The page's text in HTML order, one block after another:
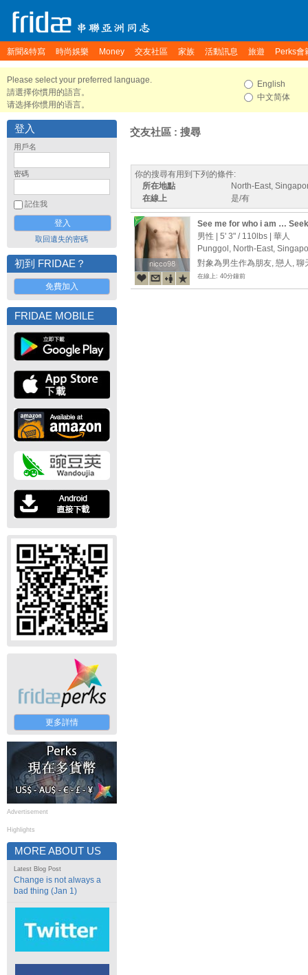
新聞&特寫 時尚娛樂 Money 交友社區 家族 活動訊息 旅遊 Perks會
Please select your preferred language.
請選擇你慣用的語言。
请选择你惯用的语言。
English
中文简体
登入
用戶名
密碼
記住我
取回遺失的密碼
初到 FRIDAE？
免費加入
FRIDAE MOBILE
更多詳情
Advertisement
Highlights
MORE ABOUT US
Latest Blog Post
Change is not always a
bad thing (Jan 1)
交友社區 : 搜尋
你的搜尋有用到下列的條件:
所在地點
North-East,
在線上
是/有
nicco98
nicco98
See me for who i am …
and other meaningful
男性 | 5' 3" / 110lbs | 華人
Punggol, North-East,
對象為男生作為朋友, 戀人, 聊
在線上: 40分鐘前